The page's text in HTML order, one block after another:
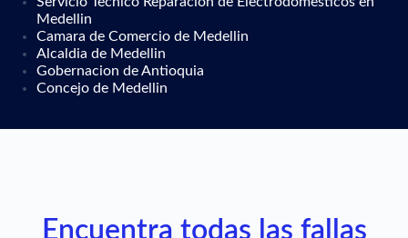
Medellin
Camara de Comercio de Medellin
Alcaldia de Medellin
Gobernacion de Antioquia
Concejo de Medellin
Encuentra todas las fallas